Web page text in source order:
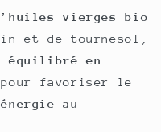
huiles vierges bio
et de tournesol,
équilibré en
pour favoriser le
au